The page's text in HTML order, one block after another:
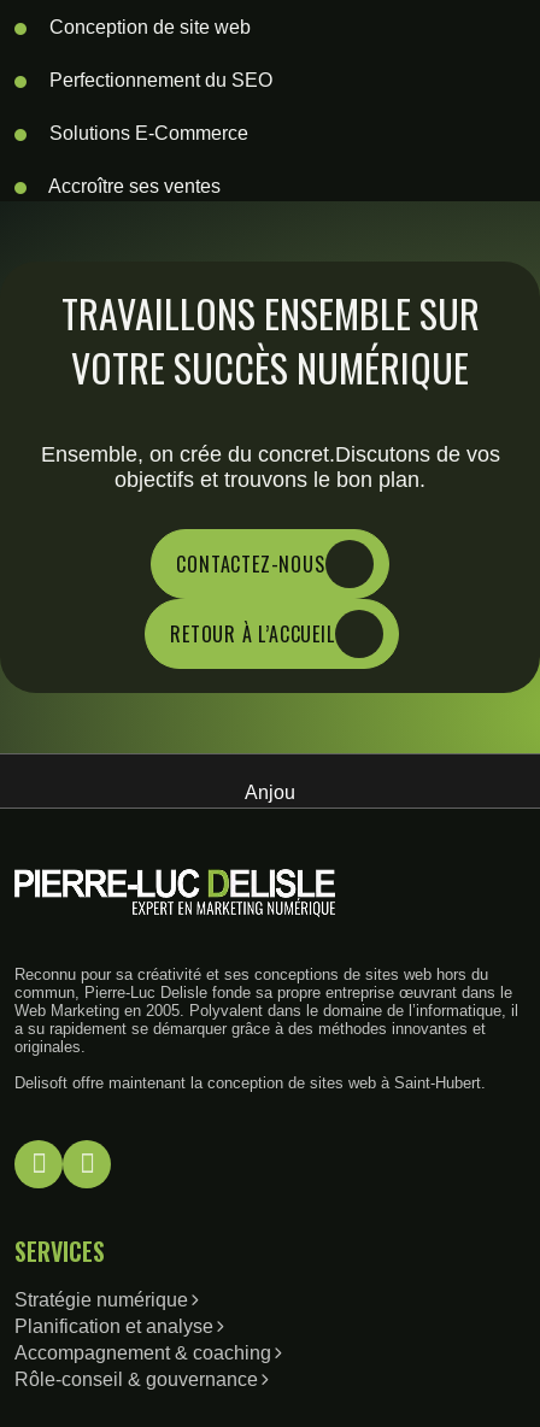
Conception de site web
Perfectionnement du SEO
Solutions E-Commerce
Accroître ses ventes
TRAVAILLONS ENSEMBLE SUR
VOTRE SUCCÈS NUMÉRIQUE
Ensemble, on crée du concret.Discutons de vos
objectifs et trouvons le bon plan.
CONTACTEZ-NOUS
RETOUR À L’ACCUEIL
Anjou
Reconnu pour sa créativité et ses conceptions de sites web hors du
commun, Pierre-Luc Delisle fonde sa propre entreprise œuvrant dans le
Web Marketing en 2005. Polyvalent dans le domaine de l’informatique, il
a su rapidement se démarquer grâce à des méthodes innovantes et
originales.
Delisoft offre maintenant la conception de sites web à Saint-Hubert.
SERVICES
Stratégie numérique
Planification et analyse
Accompagnement & coaching
Rôle-conseil & gouvernance